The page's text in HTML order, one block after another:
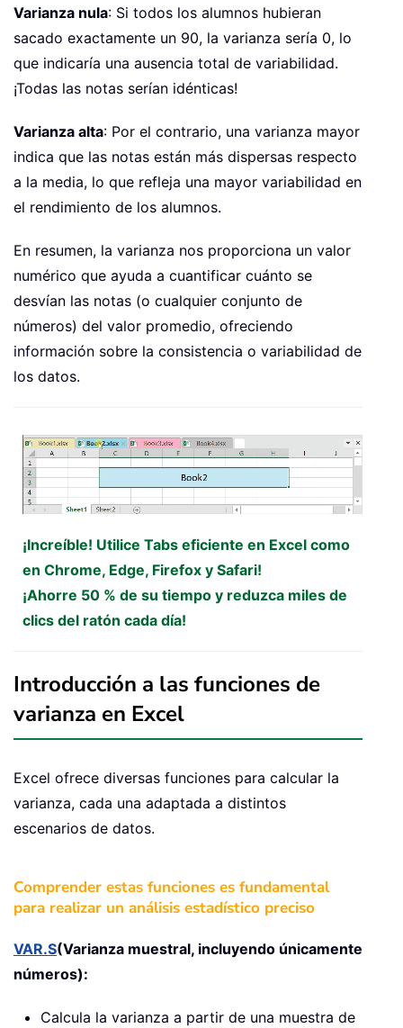
Varianza nula: Si todos los alumnos hubieran
sacado exactamente un 90, la varianza sería 0, lo
que indicaría una ausencia total de variabilidad.
¡Todas las notas serían idénticas!
Varianza alta: Por el contrario, una varianza mayor
indica que las notas están más dispersas respecto
a la media, lo que refleja una mayor variabilidad en
el rendimiento de los alumnos.
En resumen, la varianza nos proporciona un valor
numérico que ayuda a cuantificar cuánto se
desvían las notas (o cualquier conjunto de
números) del valor promedio, ofreciendo
información sobre la consistencia o variabilidad de
los datos.
¡Increíble! Utilice Tabs eficiente en Excel como
en Chrome, Edge, Firefox y Safari!
¡Ahorre 50 % de su tiempo y reduzca miles de
clics del ratón cada día!
Introducción a las funciones de
varianza en Excel
Excel ofrece diversas funciones para calcular la
varianza, cada una adaptada a distintos
escenarios de datos.
Comprender estas funciones es fundamental
para realizar un análisis estadístico preciso
VAR.S(Varianza muestral, incluyendo únicamente
números):
Calcula la varianza a partir de una muestra de